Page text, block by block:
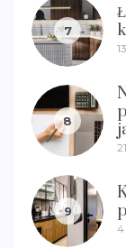
7
8
9
4